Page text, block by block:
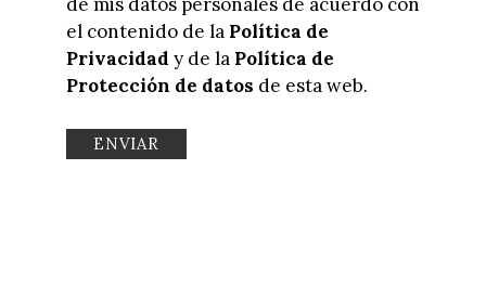
el contenido de la Política de
Privacidad y de la Política de
Protección de datos de esta web.